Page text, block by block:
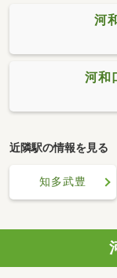
河
河和
近隣駅の情報を見る
知多武豊